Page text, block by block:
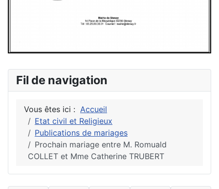
Fil de navigation
Vous êtes ici : Accueil
Etat civil et Religieux
Publications de mariages
Prochain mariage entre M. Romuald
COLLET et Mme Catherine TRUBERT